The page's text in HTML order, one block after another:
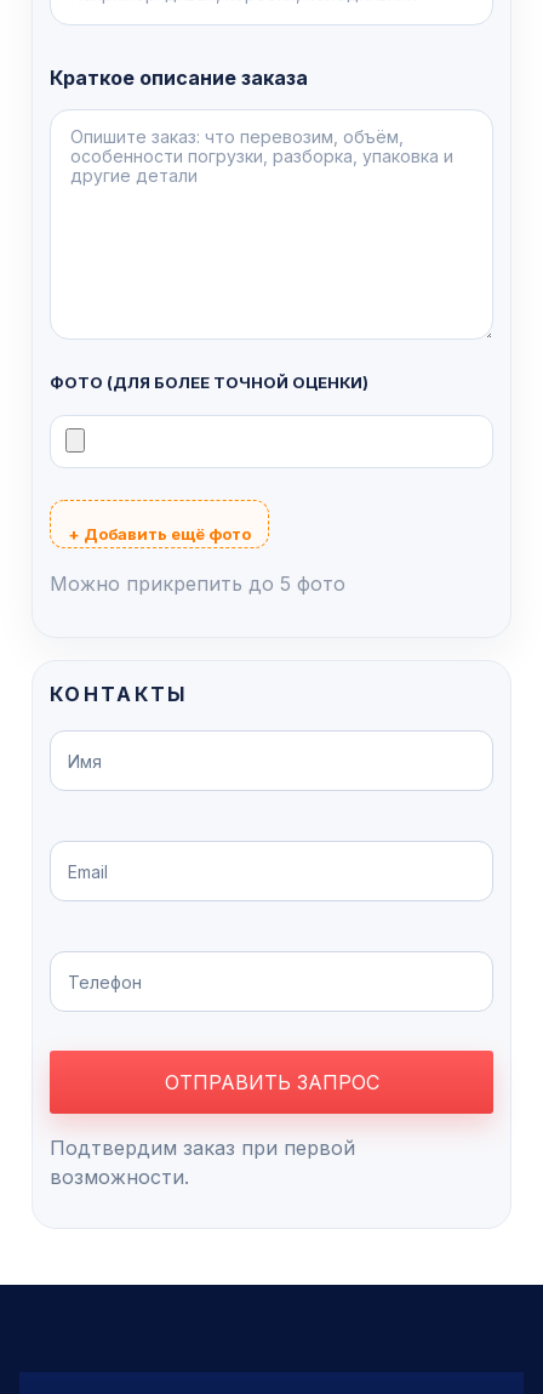
Краткое описание заказа
ФОТО (ДЛЯ БОЛЕЕ ТОЧНОЙ ОЦЕНКИ)
+ Добавить ещё фото
Можно прикрепить до 5 фото
КОНТАКТЫ
Подтвердим заказ при первой
возможности.